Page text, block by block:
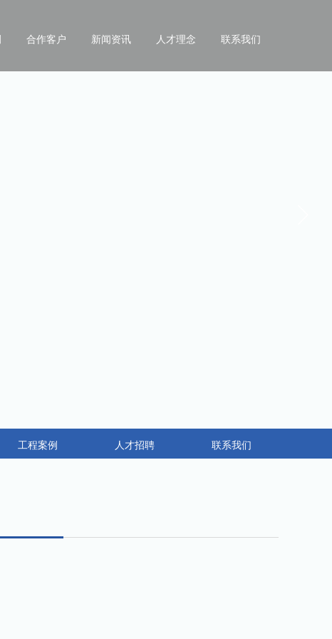
合作客户 新闻资讯 人才理念 联系我们
工程案例 人才招聘 联系我们